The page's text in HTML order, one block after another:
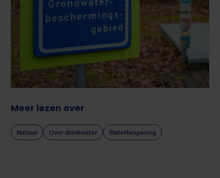
Meer lezen over
Natuur Over drinkwater Waterbesparing